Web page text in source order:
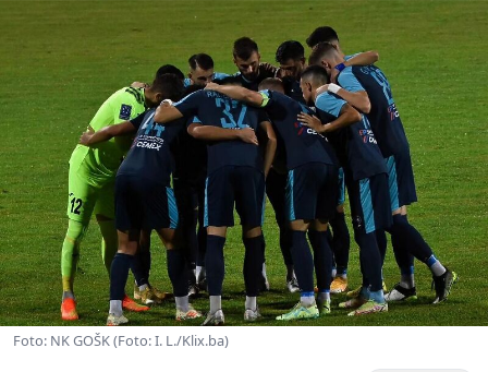
Foto: NK GOŠK (Foto: I. L./Klix.ba)